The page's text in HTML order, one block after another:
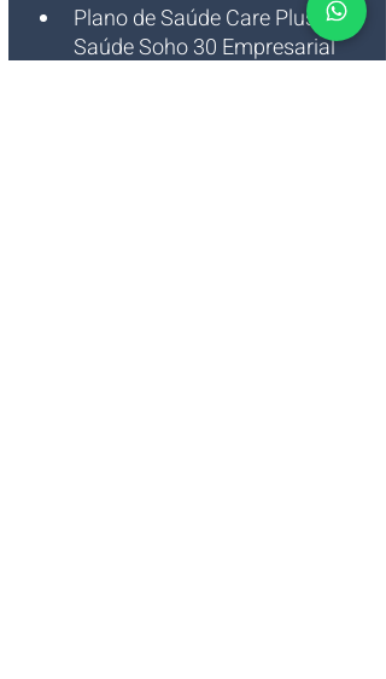
Plano de Saúde Care Plus
Saúde Soho 30 Empresarial